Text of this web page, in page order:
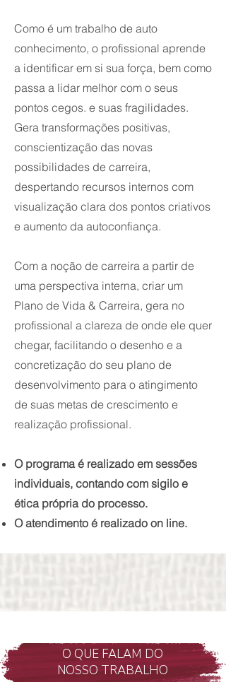
Como é um trabalho de auto
conhecimento, o profissional aprende
a identificar em si sua força, bem como
passa a lidar melhor com o seus
pontos cegos. e suas fragilidades.
Gera transformações positivas,
conscientização das novas
possibilidades de carreira,
despertando recursos internos com
visualização clara dos pontos criativos
e aumento da autoconfiança.
Com a noção de carreira a partir de
uma perspectiva interna, criar um
Plano de Vida & Carreira, gera no
profissional a clareza de onde ele quer
chegar, facilitando o desenho e a
concretização do seu plano de
desenvolvimento para o atingimento
de suas metas de crescimento e
realização profissional.
O programa é realizado em sessões
individuais, contando com sigilo e
ética própria do processo.
O atendimento é realizado on line.
O QUE FALAM DO
NOSSO TRABALHO